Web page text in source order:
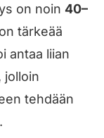
on noin 40–
tärkeää
antaa liian
jolloin
tehdään